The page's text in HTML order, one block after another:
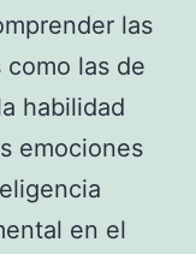
las
las de
habilidad
emociones
en el